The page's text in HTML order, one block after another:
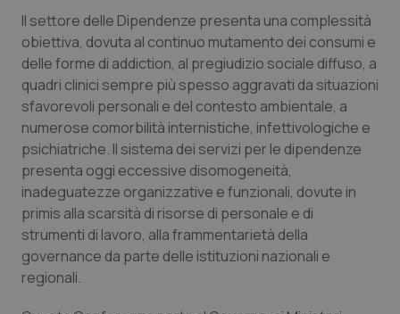
Rene & patologie urogenitali
Salute orale & impianti
Sangue & coagulazione
Tiroide
Tumore al seno
Tumore ovarico
Il settore delle Dipendenze presenta una complessità
obiettiva, dovuta al continuo mutamento dei consumi e
delle forme di addiction, al pregiudizio sociale diffuso, a
quadri clinici sempre più spesso aggravati da situazioni
sfavorevoli personali e del contesto ambientale, a
numerose comorbilità internistiche, infettivologiche e
psichiatriche. Il sistema dei servizi per le dipendenze
presenta oggi eccessive disomogeneità,
inadeguatezze organizzative e funzionali, dovute in
primis alla scarsità di risorse di personale e di
strumenti di lavoro, alla frammentarietà della
governance da parte delle istituzioni nazionali e
regionali.